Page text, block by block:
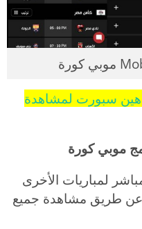
تحميل برنامج Hein هين سبورت لمشاهدة
موبي كورة
لمباريات الأخرى
عن طريق مشاهدة جميع